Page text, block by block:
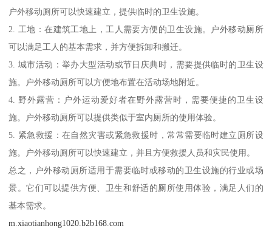
户外移动厕所可以快速建立，提供临时的卫生设施。
2. 工地：在建筑工地上，工人需要方便的卫生设施。户外移动厕所
可以满足工人的基本需求，并方便拆卸和搬迁。
3. 城市活动：举办大型活动或节日庆典时，需要提供临时的卫生设
施。户外移动厕所可以方便地布置在活动场地附近。
4. 野外露营：户外运动爱好者在野外露营时，需要便捷的卫生设
施。户外移动厕所可以提供类似于室内厕所的使用体验。
5. 紧急救援：在自然灾害或紧急救援时，常常需要临时建立厕所设
施。户外移动厕所可以快速建立，并且方便救援人员和灾民使用。
总之，户外移动厕所适用于需要临时或移动的卫生设施的行业或场
景。它们可以提供方便、卫生和舒适的厕所使用体验，满足人们的
基本需求。
m.xiaotianhong1020.b2b168.com